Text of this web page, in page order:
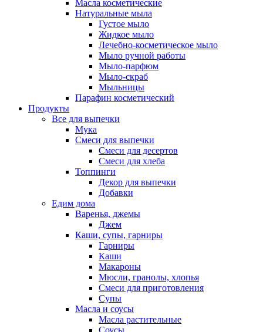
Масла косметические
Натуральные мыла
Густое мыло
Жидкое мыло
Лечебно-косметическое мыло
Мыло ручной работы
Мыло-парфюм
Мыло-скраб
Мыльницы
Парафин косметический
Продукты
Все для выпечки
Мука
Смеси для выпечки
Смеси для десертов
Смеси для хлеба
Топпинги
Декор для выпечки
Добавки
Едим дома
Варенья, джемы
Джем
Каши, супы, гарниры
Гарниры
Каши
Макароны
Мюсли, гранолы, хлопья
Смеси для приготовления
Супы
Масла и соусы
Масла растительные
Соусы